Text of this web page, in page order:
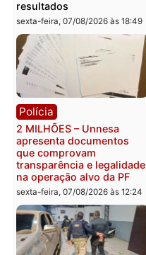
Você também vai
Política
Marcos Rogério
Plano de Governo com
228 projetos, metas
públicas e
acompanhamento de
resultados
sexta-feira, 07/08/2026 às